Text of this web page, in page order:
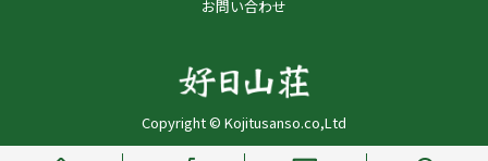
アルバイト採用情報
社員メッセージ
お問い合わせ
Copyright © Kojitusanso.co,Ltd